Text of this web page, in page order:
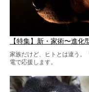
【特集】新・家術〜進
家族だけど、ヒトとは違う。
電で応援します。